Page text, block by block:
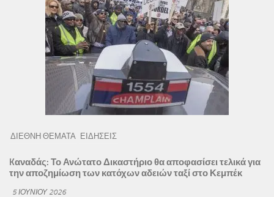
ΔΙΕΘΝΗ ΘΕΜΑΤΑ ΕΙΔΗΣΕΙΣ
Kαναδάς: Το Ανώτατο Δικαστήριο θα αποφασίσει τελικά για
την αποζημίωση των κατόχων αδειών ταξί στο Κεμπέκ
5 ΙΟΥΝΊΟΥ 2026